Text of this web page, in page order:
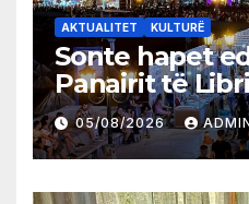
AKTUALITET KULTURË
Sonte hapet
Panairit të
05/08/2026